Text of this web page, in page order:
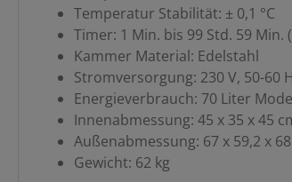
Temperatur Stabilität: ± 0,1 °C
Timer: 1 Min. bis 99 Std. 59
Kammer Material: Edelstahl
Stromversorgung: 230 V, 50-60
Energieverbrauch: 70 Liter
Innenabmessung: 45 x 35 x 45
Außenabmessung: 67 x 59,2 x
Gewicht: 62 kg